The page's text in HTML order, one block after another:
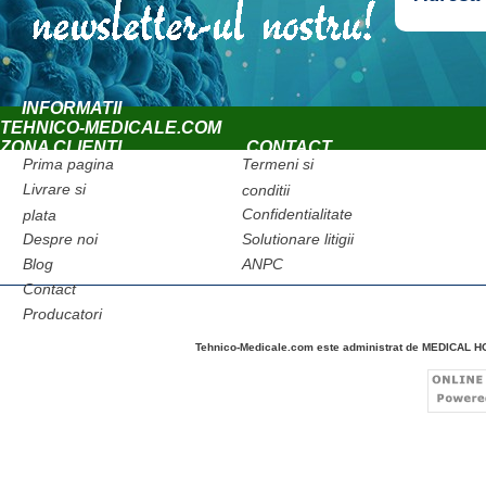
INFORMATII
TEHNICO-MEDICALE.COM
ZONA CLIENTI
CONTACT
Prima pagina
Livrare si
plata
Despre noi
Blog
Contact
Producatori
Termeni si
conditii
Confidentialitate
Solutionare litigii
ANPC
Tehnico-Medicale.com este administrat de MEDICAL